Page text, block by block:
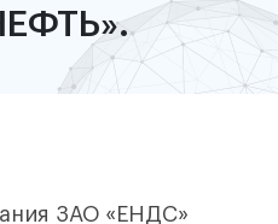
ЗАО «ЕНДС»